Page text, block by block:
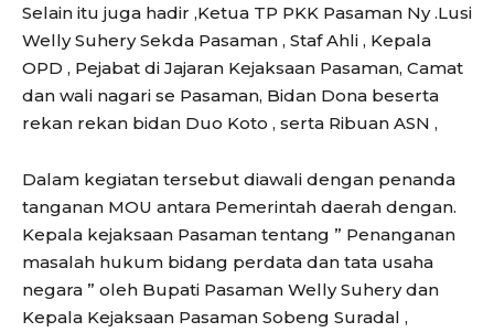
Selain itu juga hadir ,Ketua TP PKK Pasaman Ny .Lusi
Welly Suhery Sekda Pasaman , Staf Ahli , Kepala
OPD , Pejabat di Jajaran Kejaksaan Pasaman, Camat
dan wali nagari se Pasaman, Bidan Dona beserta
rekan rekan bidan Duo Koto , serta Ribuan ASN ,
Dalam kegiatan tersebut diawali dengan penanda
tanganan MOU antara Pemerintah daerah dengan.
Kepala kejaksaan Pasaman tentang ” Penanganan
masalah hukum bidang perdata dan tata usaha
negara ” oleh Bupati Pasaman Welly Suhery dan
Kepala Kejaksaan Pasaman Sobeng Suradal ,